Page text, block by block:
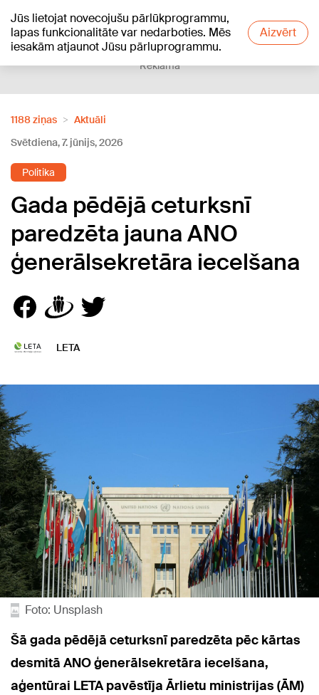
Jūs lietojat novecojušu pārlūkprogrammu,
lapas funkcionalitāte var nedarboties. Mēs
iesakām atjaunot Jūsu pārluprogrammu.
Aizvērt
+19°C
Reklāma
1188 ziņas
Aktuāli
Svētdiena, 7. jūnijs, 2026
Politika
Gada pēdējā ceturksnī
paredzēta jauna ANO
ģenerālsekretāra iecelšana
LETA
Foto: Unsplash
Šā gada pēdējā ceturksnī paredzēta pēc kārtas
desmitā ANO ģenerālsekretāra iecelšana,
aģentūrai LETA pavēstīja Ārlietu ministrijas (ĀM)